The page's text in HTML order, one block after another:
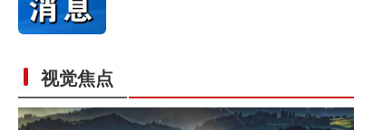
视觉焦点
昆玉90名青年奔赴康西瓦：在精神高地寻找青